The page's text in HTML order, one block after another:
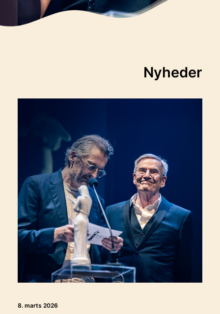
Nyheder
8. marts 2026